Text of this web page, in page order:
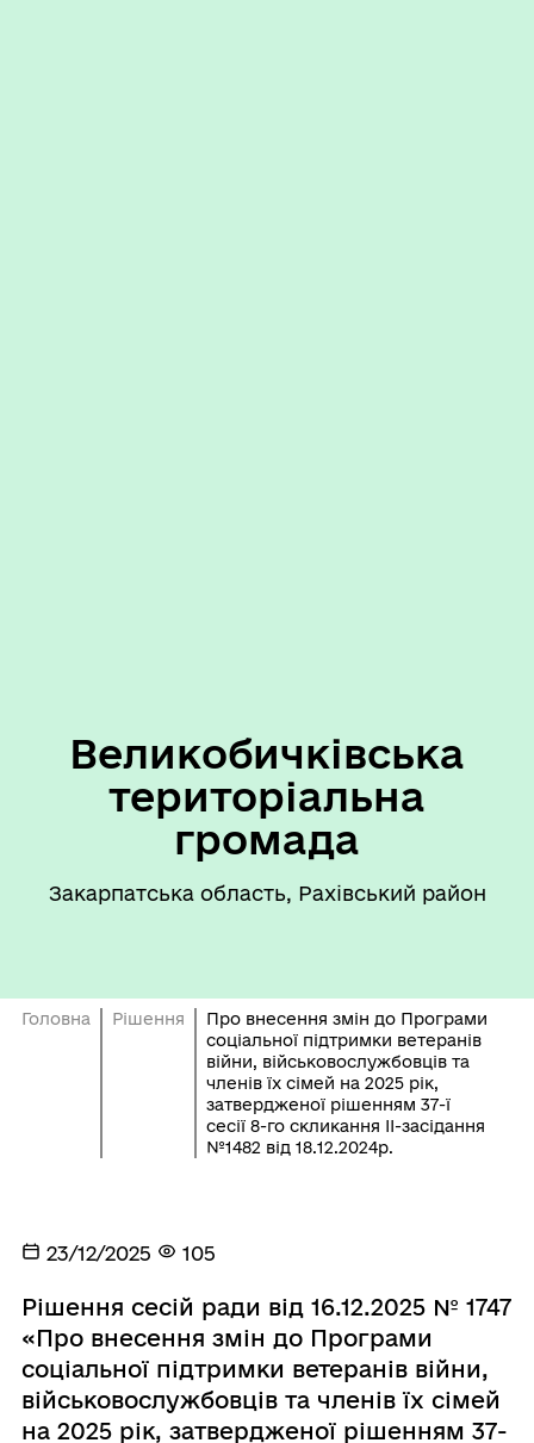
Великобичківська
територіальна
громада
Закарпатська область, Рахівський район
Головна Рішення
Про внесення змін до Програми
соціальної підтримки ветеранів
війни, військовослужбовців та
членів їх сімей на 2025 рік,
затвердженої рішенням 37-ї
сесії 8-го скликання ІІ-засідання
№1482 від 18.12.2024р.
23/12/2025 105
Рішення сесій ради від 16.12.2025 № 1747
«Про внесення змін до Програми
соціальної підтримки ветеранів війни,
військовослужбовців та членів їх сімей
на 2025 рік, затвердженої рішенням 37-